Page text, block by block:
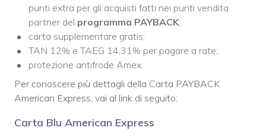
punti extra per gli acquisti fatti nei punti vendita
partner del programma PAYBACK;
carta supplementare gratis;
TAN 12% e TAEG 14,31% per pagare a rate;
protezione antifrode Amex.
Per conoscere più dettagli della Carta PAYBACK
American Express, vai al link di seguito:
Carta Blu American Express